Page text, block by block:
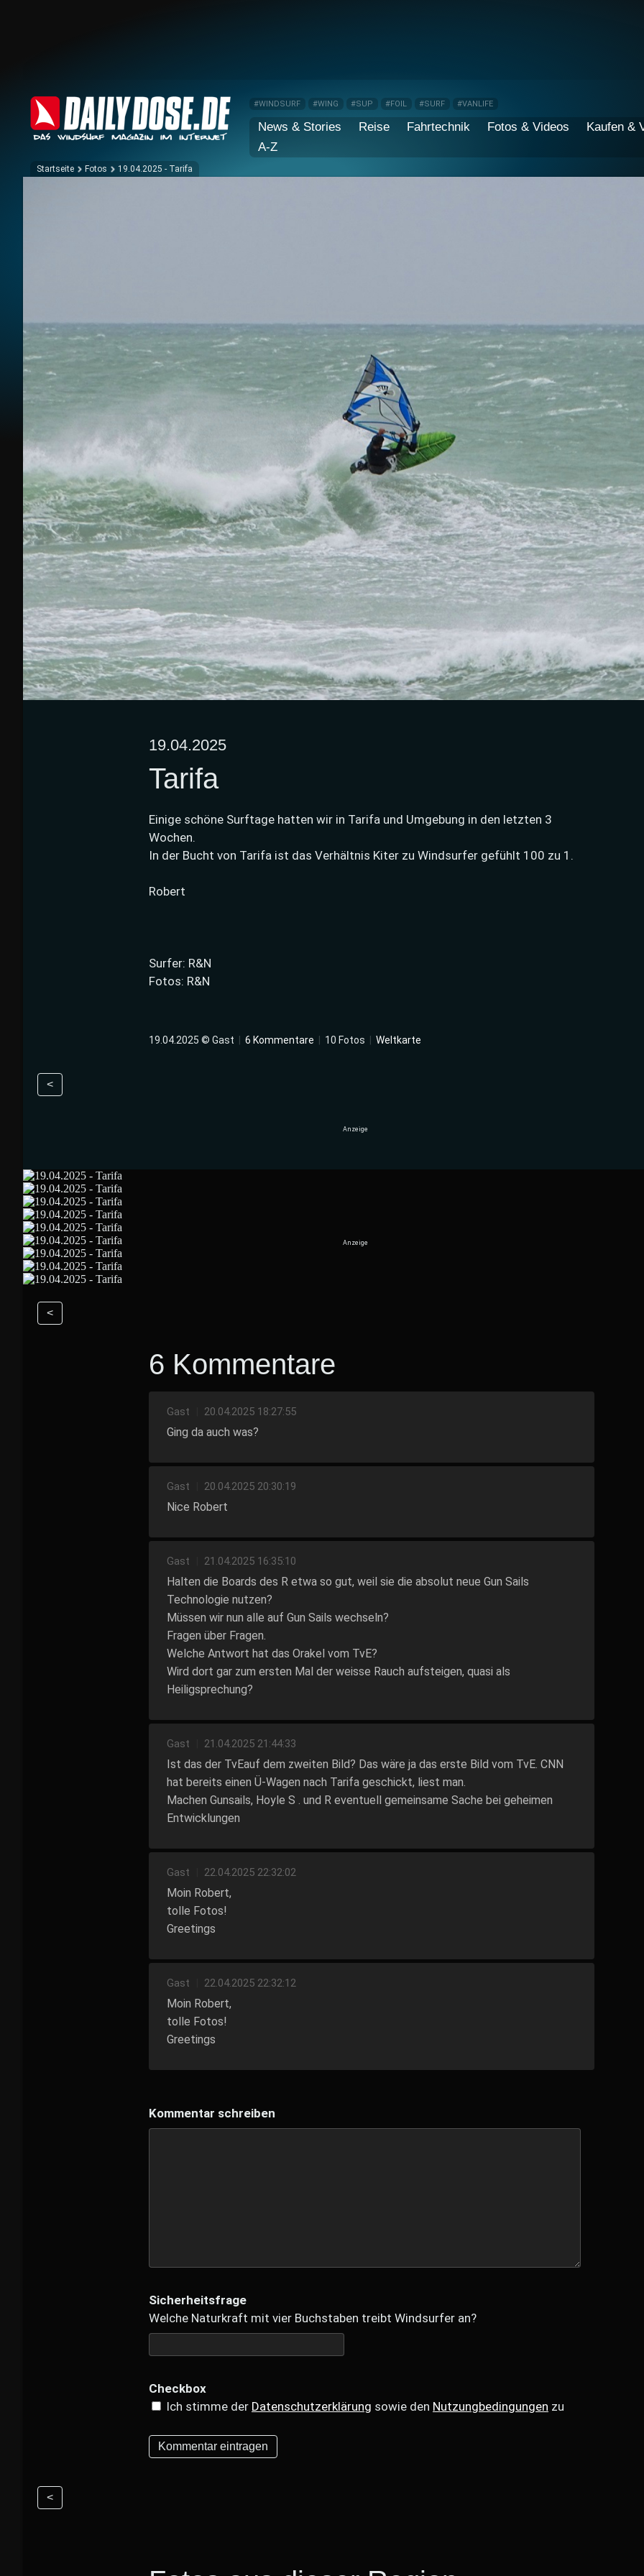
#WINDSURF #WING #SUP #FOIL #SURF #VANLIFE
News & Stories Reise Fahrtechnik Fotos & Videos
Kaufen &
A-Z
Startseite Fotos 19.04.2025 - Tarifa
19.04.2025
Tarifa
Einige schöne Surftage hatten wir in Tarifa und Umgebung in den letzten 3
Wochen.
In der Bucht von Tarifa ist das Verhältnis Kiter zu Windsurfer gefühlt 100 zu 1.
Robert
Surfer: R&N
Fotos: R&N
19.04.2025 © Gast | 6 Kommentare | 10 Fotos | Weltkarte
<
<
6 Kommentare
Gast 20.04.2025 18:27:55
Ging da auch was?
Gast 20.04.2025 20:30:19
Nice Robert
Gast 21.04.2025 16:35:10
Halten die Boards des R etwa so gut, weil sie die absolut neue Gun Sails
Technologie nutzen?
Müssen wir nun alle auf Gun Sails wechseln?
Fragen über Fragen.
Welche Antwort hat das Orakel vom TvE?
Wird dort gar zum ersten Mal der weisse Rauch aufsteigen, quasi als
Heiligsprechung?
Gast 21.04.2025 21:44:33
Ist das der TvEauf dem zweiten Bild? Das wäre ja das erste Bild vom TvE. CNN
hat bereits einen Ü-Wagen nach Tarifa geschickt, liest man.
Machen Gunsails, Hoyle S . und R eventuell gemeinsame Sache bei geheimen
Entwicklungen
Gast 22.04.2025 22:32:02
Moin Robert,
tolle Fotos!
Greetings
Gast 22.04.2025 22:32:12
Moin Robert,
tolle Fotos!
Greetings
Kommentar schreiben
Sicherheitsfrage
Welche Naturkraft mit vier Buchstaben treibt Windsurfer an?
Checkbox
Ich stimme der Datenschutzerklärung sowie den Nutzungbedingungen zu
<